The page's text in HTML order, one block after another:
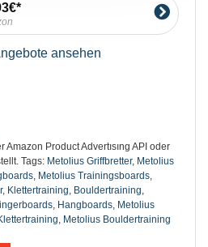
ansehen
Amazon Product Advertısıng API oder
Tags: Metolius Griffbretter, Metolius
, Metolius Trainingsboards,
, Klettertraining, Bouldertraining,
, Hangboards, Metolius
, Metolius Bouldertraining